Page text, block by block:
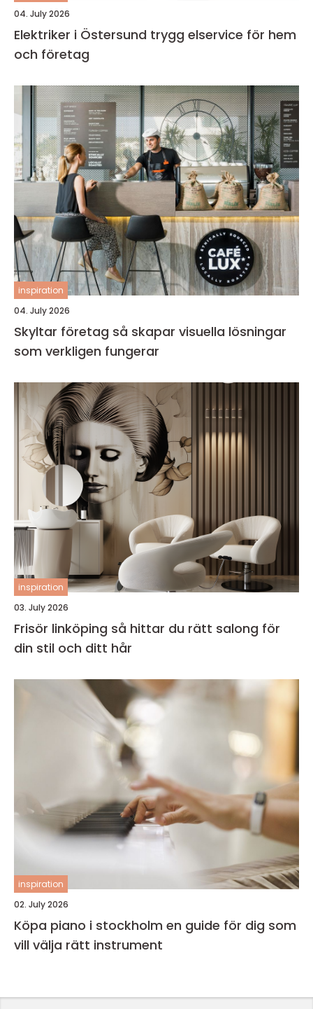
04. July 2026
Elektriker i Östersund trygg elservice för hem
och företag
inspiration
04. July 2026
Skyltar företag så skapar visuella lösningar
som verkligen fungerar
inspiration
03. July 2026
Frisör linköping så hittar du rätt salong för
din stil och ditt hår
inspiration
02. July 2026
Köpa piano i stockholm en guide för dig som
vill välja rätt instrument